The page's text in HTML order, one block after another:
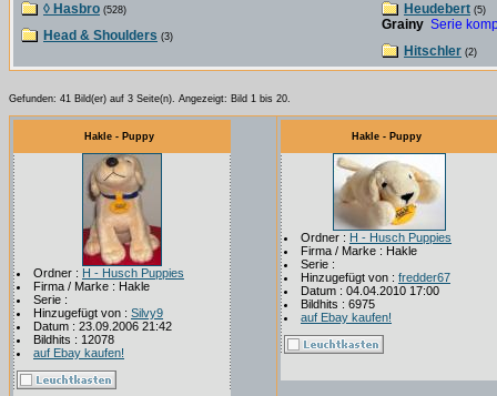
◊ Hasbro (528)
Head & Shoulders (3)
Heudebert (5)
Grainy Serie
Hitschler (2)
Gefunden: 41 Bild(er) auf 3 Seite(n). Angezeigt: Bild 1 bis 20.
Hakle - Puppy
Ordner : H - Husch Puppies
Firma / Marke : Hakle
Serie :
Hinzugefügt von : Silvy9
Datum : 23.09.2006 21:42
Bildhits : 12078
auf Ebay kaufen!
Hakle - Puppy
Ordner : H - Husch Puppies
Firma / Marke : Hakle
Serie :
Hinzugefügt von : fredder67
Datum : 04.04.2010 17:00
Bildhits : 6975
auf Ebay kaufen!